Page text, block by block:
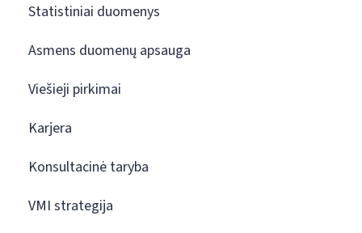
Statistiniai duomenys
Asmens duomenų apsauga
Viešieji pirkimai
Karjera
Konsultacinė taryba
VMI strategija